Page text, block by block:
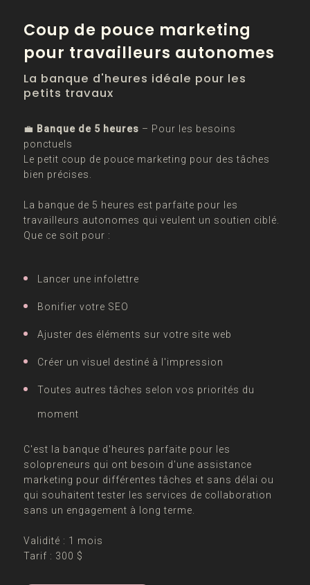
Coup de pouce marketing
pour travailleurs autonomes
La banque d'heures idéale pour les
petits travaux
💼 Banque de 5 heures – Pour les besoins
ponctuels
Le petit coup de pouce marketing pour des tâches
bien précises.
La banque de 5 heures est parfaite pour les
travailleurs autonomes qui veulent un soutien ciblé.
Que ce soit pour :
Lancer une infolettre
Bonifier votre SEO
Ajuster des éléments sur votre site web
Créer un visuel destiné à l'impression
Toutes autres tâches selon vos priorités du
moment
C'est la banque d'heures parfaite pour les
solopreneurs qui ont besoin d'une assistance
marketing pour différentes tâches et sans délai ou
qui souhaitent tester les services de collaboration
sans un engagement à long terme.
Validité : 1 mois
Tarif : 300 $